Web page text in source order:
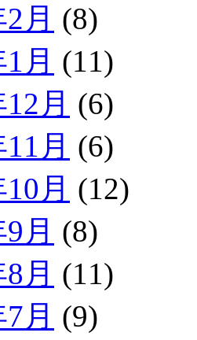
月 (8)
月 (11)
月 (6)
月 (6)
月 (12)
月 (8)
月 (11)
月 (9)